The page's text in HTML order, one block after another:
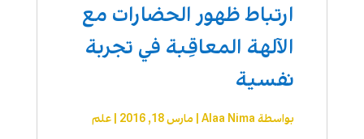
ارتباط ظهور الحضارات مع
الآلهة المعاقِبة في تجربة
نفسية
بواسطة Alaa Nima
| مارس 18, 2016
علم